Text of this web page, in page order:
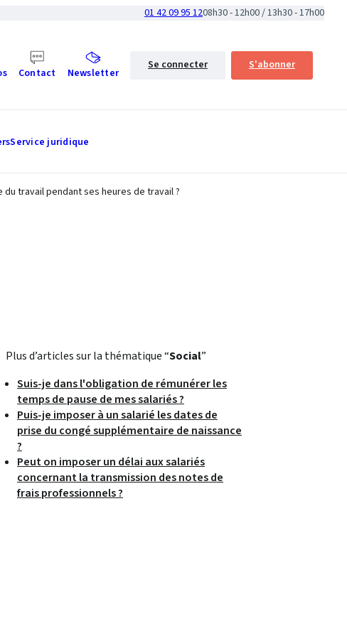
01 42 09 95 1208h30 - 12h00 / 13h30 - 17h00
Contact Newsletter
Se connecter S'abonner
Service juridique
travail pendant ses heures de travail ?
Plus d’articles sur la thématique “Social”
Suis-je dans l'obligation de rémunérer les
temps de pause de mes salariés ?
Puis-je imposer à un salarié les dates de
prise du congé supplémentaire de naissance
?
Peut on imposer un délai aux salariés
concernant la transmission des notes de
frais professionnels ?